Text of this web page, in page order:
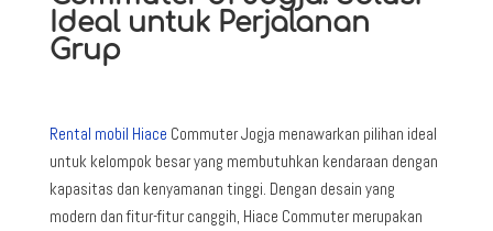
Ideal untuk Perjalanan
Grup
Rental mobil Hiace Commuter Jogja menawarkan pilihan ideal
untuk kelompok besar yang membutuhkan kendaraan dengan
kapasitas dan kenyamanan tinggi. Dengan desain yang
modern dan fitur-fitur canggih, Hiace Commuter merupakan